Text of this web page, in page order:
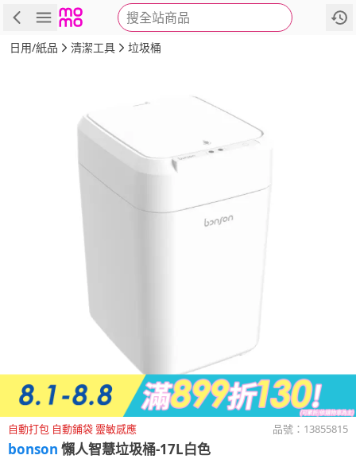
搜全站商品
商品 評價 詳情
日用/紙品 清潔工具 垃圾桶
自動打包 自動鋪袋 靈敏感應 品號： 13855815
bonson 懶人智慧垃圾桶-17L白色